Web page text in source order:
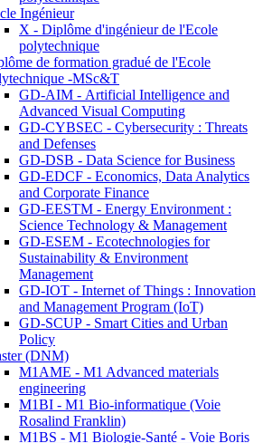
Ingénieur
X - Diplôme d'ingénieur de l'Ecole
polytechnique
de formation gradué de l'Ecole
-MSc&T
GD-AIM - Artificial Intelligence and
Advanced Visual Computing
GD-CYBSEC - Cybersecurity : Threats
and Defenses
GD-DSB - Data Science for Business
GD-EDCF - Economics, Data Analytics
and Corporate Finance
GD-EESTM - Energy Environment :
Science Technology & Management
GD-ESEM - Ecotechnologies for
Sustainability & Environment
Management
GD-IOT - Internet of Things : Innovation
and Management Program (IoT)
GD-SCUP - Smart Cities and Urban
Policy
(DNM)
M1AME - M1 Advanced materials
engineering
M1BI - M1 Bio-informatique (Voie
Rosalind Franklin)
M1BS - M1 Biologie-Santé - Voie Boris